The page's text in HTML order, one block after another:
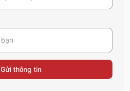
Gửi thông tin